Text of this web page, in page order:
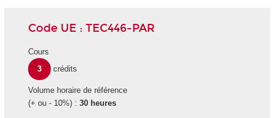
Code UE : TEC446-PAR
Cours
3
crédits
Volume horaire de référence
(+ ou - 10%) : 30 heures